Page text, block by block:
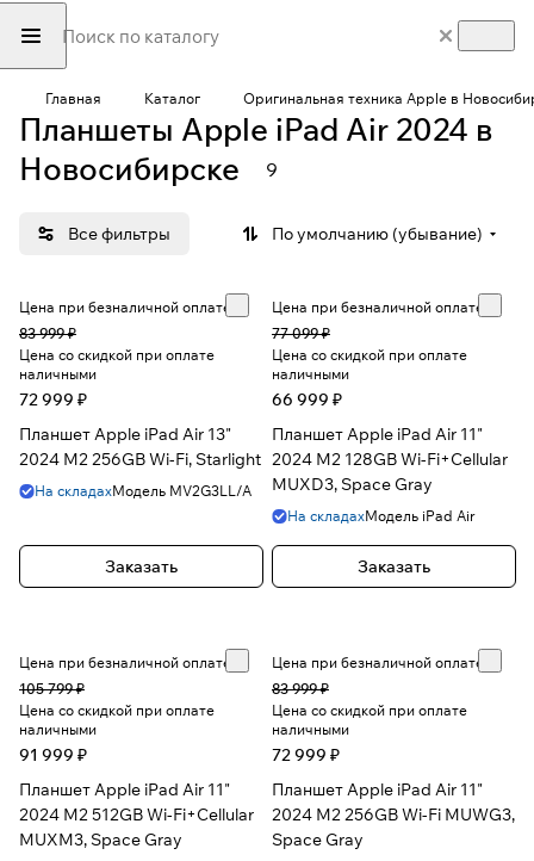
Главная Каталог Оригинальная техника Apple в
Планшеты Apple iPad Air 2024 в
Новосибирске
9
Все фильтры По умолчанию (убывание)
Цена при безналичной оплате
83 999 ₽
Цена со скидкой при оплате
наличными
72 999 ₽
Планшет Apple iPad Air 13"
2024 M2 256GB Wi-Fi, Starlight
На складахМодель MV2G3LL/A
Заказать
Цена при безналичной оплате
77 099 ₽
Цена со скидкой при оплате
наличными
66 999 ₽
Планшет Apple iPad Air 11"
2024 M2 128GB Wi-Fi+Cellular
MUXD3, Space Gray
На складахМодель iPad Air
Заказать
Цена при безналичной оплате
105 799 ₽
Цена со скидкой при оплате
наличными
91 999 ₽
Планшет Apple iPad Air 11"
2024 M2 512GB Wi-Fi+Cellular
MUXM3, Space Gray
Цена при безналичной оплате
83 999 ₽
Цена со скидкой при оплате
наличными
72 999 ₽
Планшет Apple iPad Air 11"
2024 M2 256GB Wi-Fi MUWG3,
Space Gray